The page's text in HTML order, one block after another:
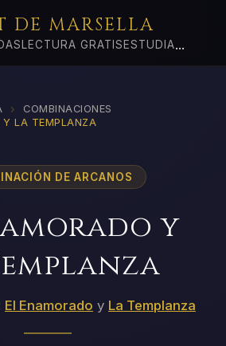
DE MARSELLA
LECTURA GRATIS ESTUDIA...
› COMBINACIONES
Y LA TEMPLANZA
DE ARCANOS
y
El Enamorado y La Templanza